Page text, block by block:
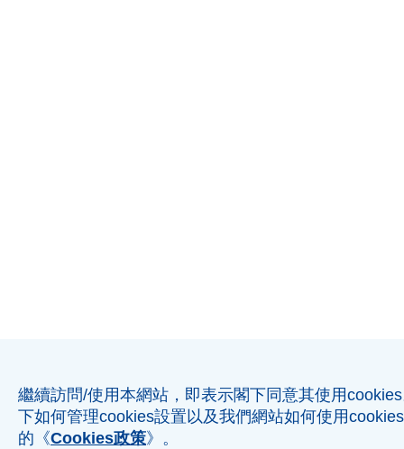
繼續訪問/使用本網站，即表示閣下同意其使用
下如何管理cookies設置以及我們網站如何使用
的《Cookies政策》。